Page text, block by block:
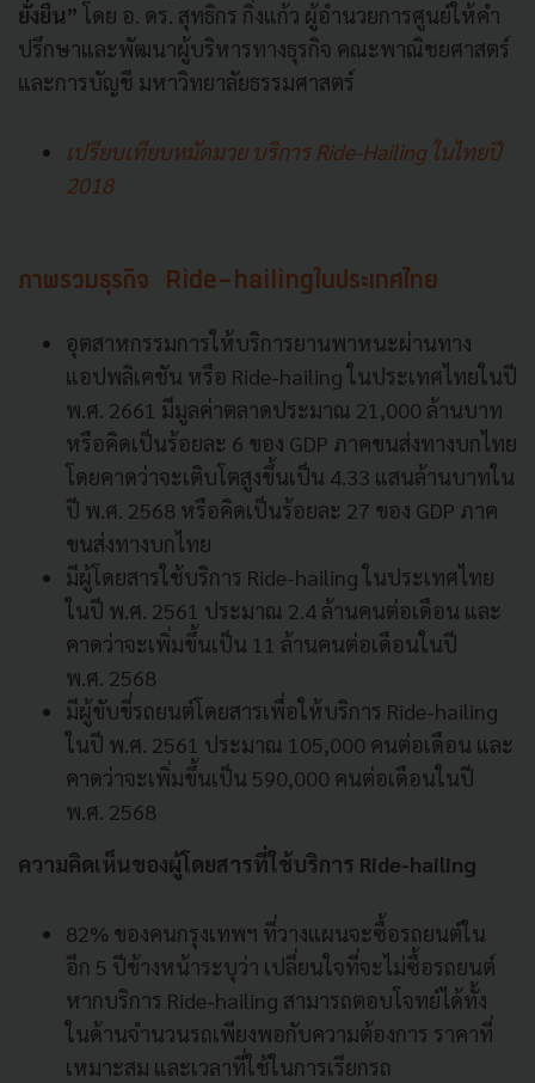
ยั่งยืน” โดย อ. ดร. สุทธิกร กิ่งแก้ว ผู้อำนวยการศูนย์ให้คำ
ปรึกษาและพัฒนาผู้บริหารทางธุรกิจ คณะพาณิชยศาสตร์
และการบัญชี มหาวิทยาลัยธรรมศาสตร์
เปรียบเทียบหมัดมวย บริการ Ride-Hailing ในไทยปี
2018
ภาพรวมธุรกิจ Ride-hailingในประเทศไทย
อุตสาหกรรมการให้บริการยานพาหนะผ่านทาง
แอปพลิเคชัน หรือ Ride-hailingในประเทศไทยในปี
พ.ศ. 2661 มีมูลค่าตลาดประมาณ 21,000 ล้านบาท
หรือคิดเป็นร้อยละ 6 ของ GDP ภาคขนส่งทางบกไทย
โดยคาดว่าจะเติบโตสูงขึ้นเป็น 4.33 แสนล้านบาทใน
ปี พ.ศ. 2568 หรือคิดเป็นร้อยละ 27 ของ GDP ภาค
ขนส่งทางบกไทย
มีผู้โดยสารใช้บริการ Ride-hailingในประเทศไทย
ในปี พ.ศ. 2561 ประมาณ 2.4 ล้านคนต่อเดือน และ
คาดว่าจะเพิ่มขึ้นเป็น 11 ล้านคนต่อเดือนในปี
พ.ศ. 2568
มีผู้ขับขี่รถยนต์โดยสารเพื่อให้บริการ Ride-hailing
ในปี พ.ศ. 2561 ประมาณ 105,000 คนต่อเดือน และ
คาดว่าจะเพิ่มขึ้นเป็น 590,000 คนต่อเดือนในปี
พ.ศ. 2568
ความคิดเห็นของผู้โดยสารที่ใช้บริการ Ride-hailing
82% ของคนกรุงเทพฯ ที่วางแผนจะซื้อรถยนต์ใน
อีก 5 ปีข้างหน้าระบุว่า เปลี่ยนใจที่จะไม่ซื้อรถยนต์
หากบริการ Ride-hailing สามารถตอบโจทย์ได้ทั้ง
ในด้านจำนวนรถเพียงพอกับความต้องการ ราคาที่
เหมาะสม และเวลาที่ใช้ในการเรียกรถ